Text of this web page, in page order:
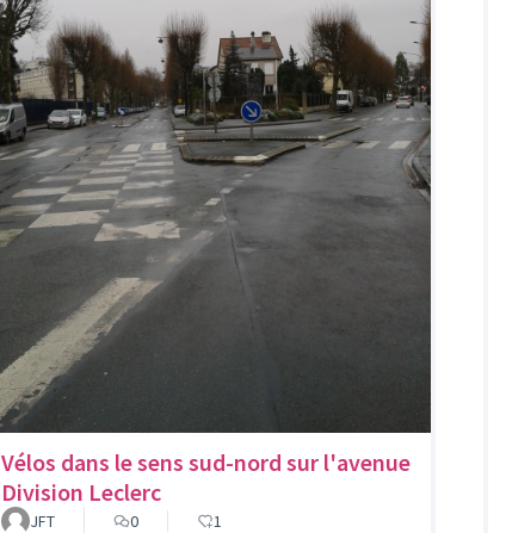
Vélos dans le sens sud-nord sur l'avenue
Division Leclerc
JFT 0 1